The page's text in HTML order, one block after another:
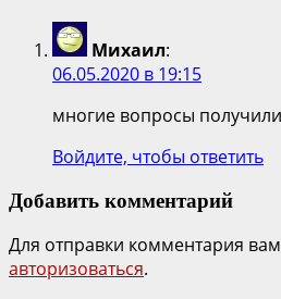
Михаил:
06.05.2020 в 19:15
многие вопросы
Войдите, чтобы ответить
Добавить комментарий
Для отправки комментария
авторизоваться.